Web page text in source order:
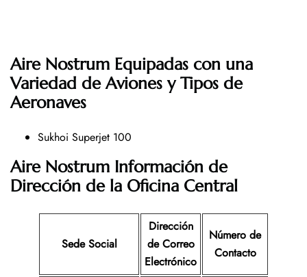
Aire Nostrum Equipadas con una
Variedad de Aviones y Tipos de
Aeronaves
Sukhoi Superjet 100
Aire Nostrum Información de
Dirección de la Oficina Central
Sede Social
Dirección
de Correo
Electrónico
Número de
Contacto